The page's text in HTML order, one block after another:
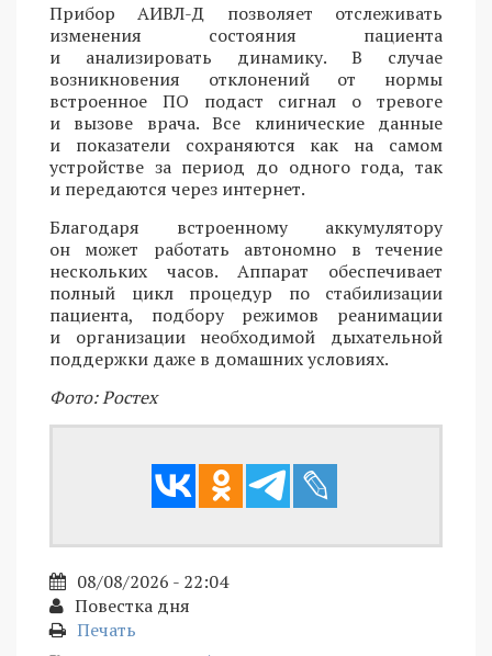
Прибор АИВЛ-Д позволяет отслеживать
изменения состояния пациента
и анализировать динамику. В случае
возникновения отклонений от нормы
встроенное ПО подаст сигнал о тревоге
и вызове врача. Все клинические данные
и показатели сохраняются как на самом
устройстве за период до одного года, так
и передаются через интернет.
Благодаря встроенному аккумулятору
он может работать автономно в течение
нескольких часов. Аппарат обеспечивает
полный цикл процедур по стабилизации
пациента, подбору режимов реанимации
и организации необходимой дыхательной
поддержки даже в домашних условиях.
Фото: Ростех
08/08/2026 - 22:04
Повестка дня
Печать